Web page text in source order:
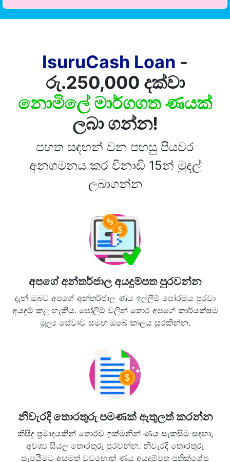
IsuruCash Loan -
රු.250,000 දක්වා
නොමිලේ මාර්ගගත ණයක්
ලබා ගන්න!
පහත සඳහන් වන පහසු පියවර
අනුගමනය කර විනාඩි 15න් මුදල්
ලබාගන්න
අපගේ අන්තර්ජාල අයදුම්පත පුරවන්න
දැන් ඔබට අපගේ අන්තර්ජාල ණය ඉල්ලීම් පෝරමය පුරවා
අයදුම් කළ හැකිය. පෝලිම් වලින් තොර අපගේ කාර්යක්ෂම
මූල්‍ය සේවාව සමඟ ඔබේ කාලය සුරකින්න.
නිවැරදි තොරතුරු පමණක් ඇතුලත් කරන්න
කිසිදු ප්‍රමාදයකින් තොරව ඉක්මනින් ණය සැකසීම සඳහා,
අවශ්‍ය සියලු තොරතුරු පුරවන්න. නිවැරදි තොරතුරු
සැපයීමට අසමත් වුවහොත් ණය අයදුම්පත ප්‍රතික්ශේප